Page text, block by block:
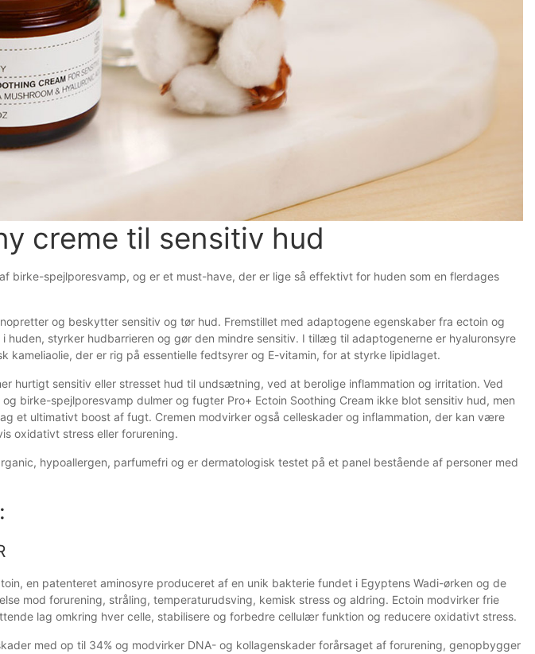
creme til sensitiv hud
birke-spejlporesvamp, og er et must-have, der er lige så effektivt for huden som en flerdages
og beskytter sensitiv og tør hud. Fremstillet med adaptogene egenskaber fra ectoin og
styrker hudbarrieren og gør den mindre sensitiv. I tillæg til adaptogenerne er hyaluronsyre
kameliaolie, der er rig på essentielle fedtsyrer og E-vitamin, for at styrke lipidlaget.
hurtigt sensitiv eller stresset hud til undsætning, ved at berolige inflammation og irritation. Ved
birke-spejlporesvamp dulmer og fugter Pro+ Ectoin Soothing Cream ikke blot sensitiv hud, men
et ultimativt boost af fugt. Cremen modvirker også celleskader og inflammation, der kan være
oxidativt stress eller forurening.
hypoallergen, parfumefri og er dermatologisk testet på et panel bestående af personer med
en patenteret aminosyre produceret af en unik bakterie fundet i Egyptens Wadi-ørken og de
mod forurening, stråling, temperaturudsving, kemisk stress og aldring. Ectoin modvirker frie
lag omkring hver celle, stabilisere og forbedre cellulær funktion og reducere oxidativt stress.
med op til 34% og modvirker DNA- og kollagenskader forårsaget af forurening, genopbygger